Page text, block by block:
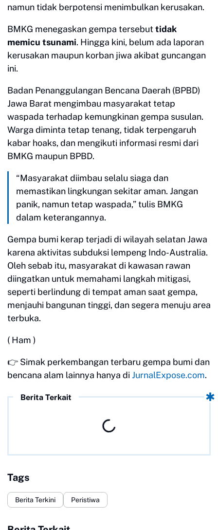
namun tidak berpotensi menimbulkan kerusakan.
BMKG menegaskan gempa tersebuttidak
memicu tsunami. Hingga kini, belum ada laporan
kerusakan maupun korban jiwa akibat guncangan
ini.
Badan Penanggulangan Bencana Daerah (BPBD)
Jawa Barat mengimbau masyarakat tetap
waspada terhadap kemungkinan gempa susulan.
Warga diminta tetap tenang, tidak terpengaruh
kabar hoaks, dan mengikuti informasi resmi dari
BMKG maupun BPBD.
“Masyarakat diimbau selalu siaga dan
memastikan lingkungan sekitar aman. Jangan
panik, namun tetap waspada,” tulis BMKG
dalam keterangannya.
Gempa bumi kerap terjadi di wilayah selatan Jawa
karena aktivitas subduksi lempeng Indo-Australia.
Oleh sebab itu, masyarakat di kawasan rawan
diingatkan untuk memahami langkah mitigasi,
seperti berlindung di tempat aman saat gempa,
menjauhi bangunan tinggi, dan segera menuju area
terbuka.
( Ham )
👉 Simak perkembangan terbaru gempa bumi dan
bencana alam lainnya hanya di JurnalExpose.com.
Berita Terkait
Tags
Berita Terkini Peristiwa